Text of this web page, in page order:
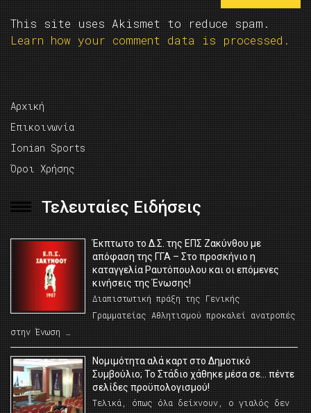
This site uses Akismet to reduce spam.
Learn how your comment data is processed.
Αρχική
Επικοινωνία
Ionian Sports
Όροι Χρήσης
Τελευταίες Ειδήσεις
Έκπτωτο το Δ.Σ. της ΕΠΣ Ζακύνθου με
απόφαση της ΓΓΑ – Στο προσκήνιο η
καταγγελία Ραυτόπουλου και οι επόμενες
κινήσεις της Ένωσης!
Διαπιστωτική πράξη της Γενικής
Γραμματείας Αθλητισμού προκαλεί ανατροπές
στην Ένωση …
Νομιμότητα αλά καρτ στο Δημοτικό
Συμβούλιο; Το Στάδιο χάθηκε μέσα σε… πέντε
σελίδες προϋπολογισμού!
Τελικά, όπως όλα δείχνουν, ο γιαλός δεν